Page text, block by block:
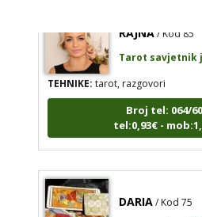
Tarot savjetnik
TEHNIKE:tarot, razgovori
Broj tel: 064/
tel:0,93€ -
DARIA / Kod 75